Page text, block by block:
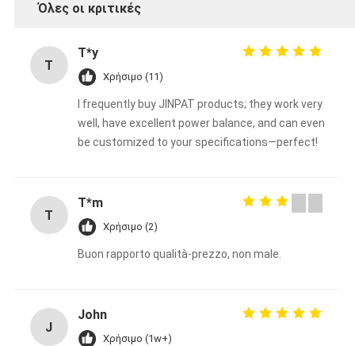
Όλες οι κριτικές
T
T*y
Χρήσιμο (11)
I frequently buy JINPAT products; they work very
well, have excellent power balance, and can even
be customized to your specifications—perfect!
T
T*m
Χρήσιμο (2)
Buon rapporto qualità-prezzo, non male.
J
John
Χρήσιμο (1w+)